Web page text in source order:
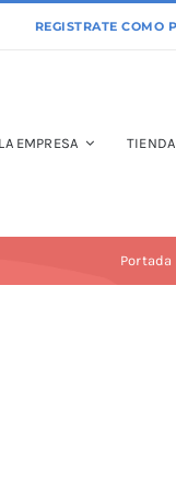
LA EMPRESA TIENDA
Portada